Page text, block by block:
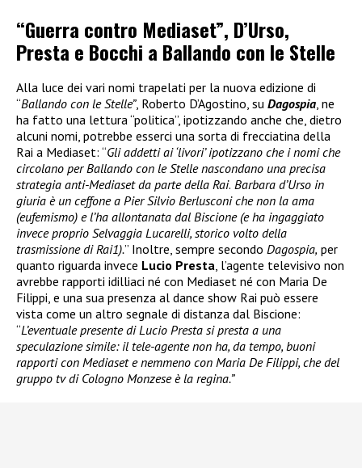
“Guerra contro Mediaset”, D’Urso,
Presta e Bocchi a Ballando con le Stelle
Alla luce dei vari nomi trapelati per la nuova edizione di
“Ballando con le Stelle”, Roberto D’Agostino, su Dagospia, ne
ha fatto una lettura “politica”, ipotizzando anche che, dietro
alcuni nomi, potrebbe esserci una sorta di frecciatina della
Rai a Mediaset: “Gli addetti ai ‘livori’ ipotizzano che i nomi che
circolano per Ballando con le Stelle nascondano una precisa
strategia anti-Mediaset da parte della Rai. Barbara d’Urso in
giuria è un ceffone a Pier Silvio Berlusconi che non la ama
(eufemismo) e l’ha allontanata dal Biscione (e ha ingaggiato
invece proprio Selvaggia Lucarelli, storico volto della
trasmissione di Rai1).” Inoltre, sempre secondo Dagospia, per
quanto riguarda invece Lucio Presta, l’agente televisivo non
avrebbe rapporti idilliaci né con Mediaset né con Maria De
Filippi, e una sua presenza al dance show Rai può essere
vista come un altro segnale di distanza dal Biscione:
“L’eventuale presente di Lucio Presta si presta a una
speculazione simile: il tele-agente non ha, da tempo, buoni
rapporti con Mediaset e nemmeno con Maria De Filippi, che del
gruppo tv di Cologno Monzese è la regina.”